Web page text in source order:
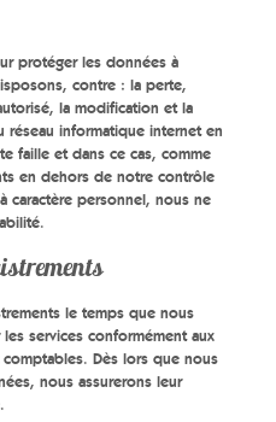
protéger les données à
contre : la perte,
la modification et la
réseau informatique internet en
faille et dans ce cas, comme
en dehors de notre contrôle
caractère personnel, nous ne
le temps que nous
services conformément aux
Dès lors que nous
nous assurerons leur